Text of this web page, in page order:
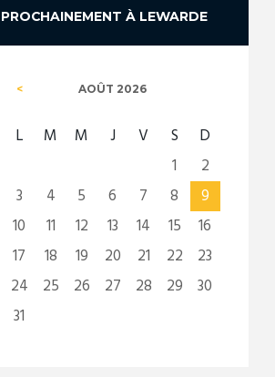
PROCHAINEMENT À LEWARDE
AOÛT 2026
L M M J V S
D
1
2
3
4 5 6 7 8
9
10
11 12 13 14 15
16
17
18 19 20 21 22
23
24
25 26 27 28 29
30
31